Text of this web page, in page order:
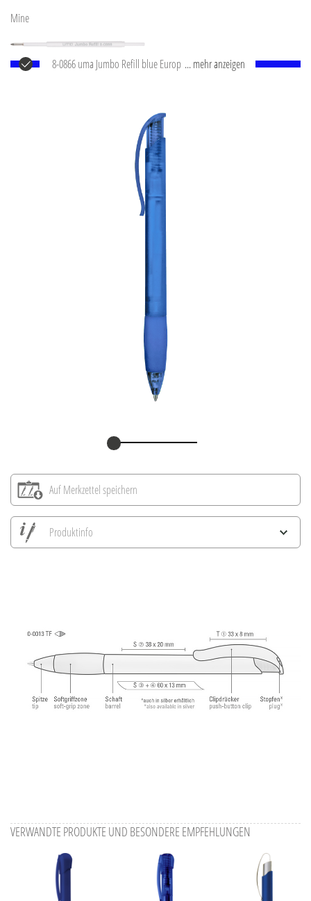
Mine
8-0866 uma Jumbo Refill blue Europäische Jumbo
Schreibleistung: ca. 2.500 m. Deutsche Schreibpaste
nach ISO-Norm ISO 12757-2,
... mehr anzeigen
Auf Merkzettel speichern
Produktinfo
VERWANDTE PRODUKTE UND BESONDERE EMPFEHLUNGEN